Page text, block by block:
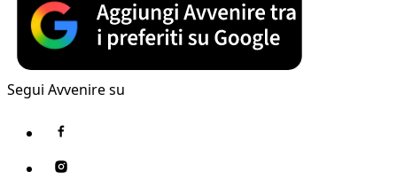
Segui Avvenire su